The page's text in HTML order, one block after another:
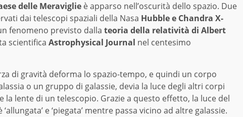
delle Meraviglie è apparso nell’oscurità dello spazio. Due
dai telescopi spaziali della Nasa Hubble e Chandra X-
fenomeno previsto dalla teoria della relatività di Albert
scientifica Astrophysical Journal nel centesimo
di gravità deforma lo spazio-tempo, e quindi un corpo
o un gruppo di galassie, devia la luce degli altri corpi
la lente di un telescopio. Grazie a questo effetto, la luce del
e ‘piegata’ mentre passa vicino ad altre galassie.